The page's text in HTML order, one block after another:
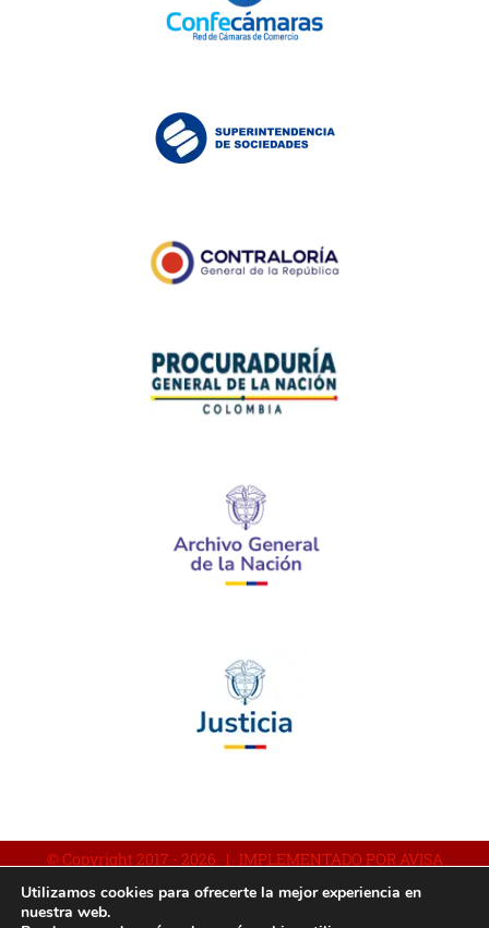
© Copyright 2017 - 2026 | IMPLEMENTADO POR AVISA
Utilizamos cookies para ofrecerte la mejor experiencia en
nuestra web.